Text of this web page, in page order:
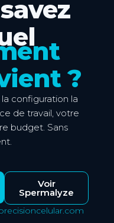
?
configuration la
de travail, votre
budget. Sans
Voir
Spermalyze